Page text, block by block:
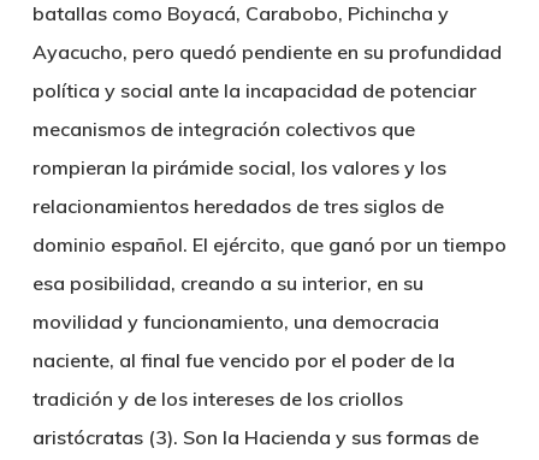
batallas como Boyacá, Carabobo, Pichincha y
Ayacucho, pero quedó pendiente en su profundidad
política y social ante la incapacidad de potenciar
mecanismos de integración colectivos que
rompieran la pirámide social, los valores y los
relacionamientos heredados de tres siglos de
dominio español. El ejército, que ganó por un tiempo
esa posibilidad, creando a su interior, en su
movilidad y funcionamiento, una democracia
naciente, al final fue vencido por el poder de la
tradición y de los intereses de los criollos
aristócratas (3). Son la Hacienda y sus formas de